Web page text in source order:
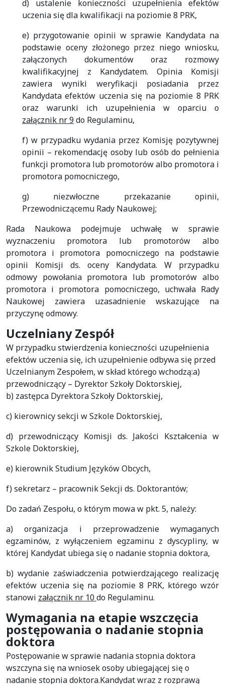
d) ustalenie konieczności uzupełnienia efektów
uczenia się dla kwalifikacji na poziomie 8 PRK,
e) przygotowanie opinii w sprawie Kandydata na
podstawie oceny złożonego przez niego wniosku,
załączonych dokumentów oraz rozmowy
kwalifikacyjnej z Kandydatem. Opinia Komisji
zawiera wyniki weryfikacji posiadania przez
Kandydata efektów uczenia się na poziomie 8 PRK
oraz warunki ich uzupełnienia w oparciu o
załącznik nr 9 do Regulaminu,
f) w przypadku wydania przez Komisję pozytywnej
opinii – rekomendację osoby lub osób do pełnienia
funkcji promotora lub promotorów albo promotora i
promotora pomocniczego,
g) niezwłoczne przekazanie opinii,
Przewodniczącemu Rady Naukowej;
Rada Naukowa podejmuje uchwałę w sprawie
wyznaczeniu promotora lub promotorów albo
promotora i promotora pomocniczego na podstawie
opinii Komisji ds. oceny Kandydata. W przypadku
odmowy powołania promotora lub promotorów albo
promotora i promotora pomocniczego, uchwała Rady
Naukowej zawiera uzasadnienie wskazujące na
przyczynę odmowy.
Uczelniany Zespół
W przypadku stwierdzenia konieczności uzupełnienia
efektów uczenia się, ich uzupełnienie odbywa się przed
Uczelnianym Zespołem, w skład którego wchodzą:a)
przewodniczący – Dyrektor Szkoły Doktorskiej,
b) zastępca Dyrektora Szkoły Doktorskiej,
c) kierownicy sekcji w Szkole Doktorskiej,
d) przewodniczący Komisji ds. Jakości Kształcenia w
Szkole Doktorskiej,
e) kierownik Studium Języków Obcych,
f) sekretarz – pracownik Sekcji ds. Doktorantów;
Do zadań Zespołu, o którym mowa w pkt. 5, należy:
a) organizacja i przeprowadzenie wymaganych
egzaminów, z wyłączeniem egzaminu z dyscypliny, w
której Kandydat ubiega się o nadanie stopnia doktora,
b) wydanie zaświadczenia potwierdzającego realizację
efektów uczenia się na poziomie 8 PRK, którego wzór
stanowi załącznik nr 10 do Regulaminu.
Wymagania na etapie wszczęcia
postępowania o nadanie stopnia
doktora
Postępowanie w sprawie nadania stopnia doktora
wszczyna się na wniosek osoby ubiegającej się o
nadanie stopnia doktora.Kandydat wraz z rozprawą